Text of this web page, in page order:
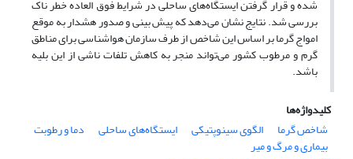
شده و قرار گرفتن ایستگاه‌های ساحلی در شرایط فوق العاده خطر ناک
بررسی شد. نتایج نشان می‌دهد که پیش بینی و صدور هشدار به موقع
امواج گرما بر اساس این شاخص از طرف سازمان هواشناسی برای مناطق
گرم و مرطوب کشور می‌تواند منجر به کاهش تلفات ناشی از این بلیه
باشد.
کلیدواژه‌ها
شاخص گرما
الگوی سینوپتیکی ایستگاه‌های ساحلی دما و رطوبت
بیماری و مرگ و میر